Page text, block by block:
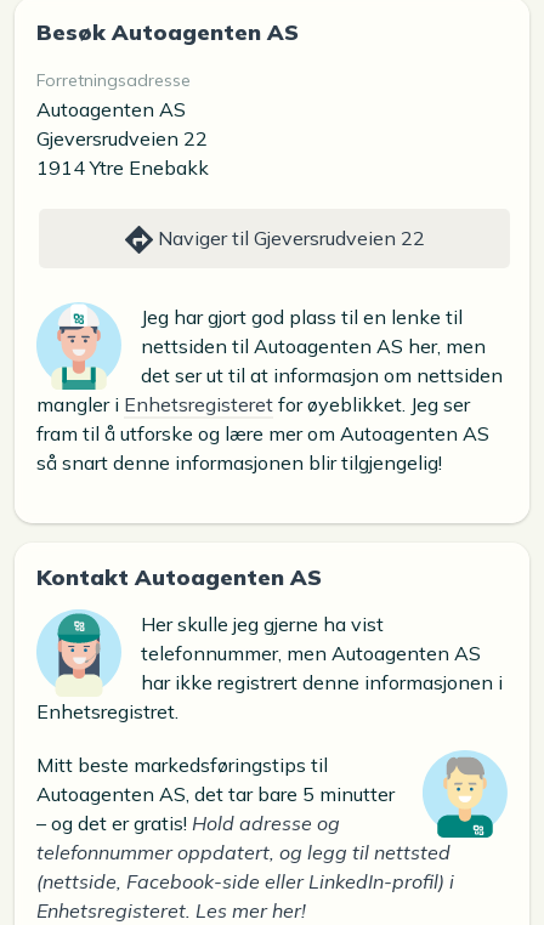
Besøk Autoagenten AS
Forretningsadresse
Autoagenten AS
Gjeversrudveien 22
1914 Ytre Enebakk
Naviger til Gjeversrudveien 22
Jeg har gjort god plass til en lenke til
nettsiden til Autoagenten AS her, men
det ser ut til at informasjon om nettsiden
mangler i Enhetsregisteret for øyeblikket. Jeg ser
fram til å utforske og lære mer om Autoagenten AS
så snart denne informasjonen blir tilgjengelig!
Kontakt Autoagenten AS
Her skulle jeg gjerne ha vist
telefonnummer, men Autoagenten AS
har ikke registrert denne informasjonen i
Enhetsregistret.
Mitt beste markedsføringstips til
Autoagenten AS, det tar bare 5 minutter
– og det er gratis! Hold adresse og
telefonnummer oppdatert, og legg til nettsted
(nettside, Facebook-side eller LinkedIn-profil) i
Enhetsregisteret. Les mer her!